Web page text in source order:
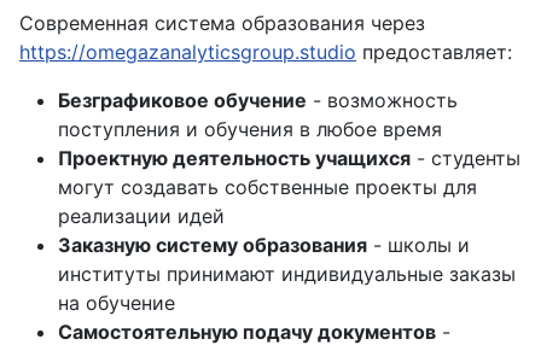
Современная система образования через
https://omegazanalyticsgroup.studio предоставляет:
Безграфиковое обучение - возможность
поступления и обучения в любое время
Проектную деятельность учащихся - студенты
могут создавать собственные проекты для
реализации идей
Заказную систему образования - школы и
институты принимают индивидуальные заказы
на обучение
Самостоятельную подачу документов -